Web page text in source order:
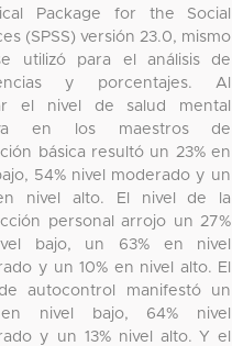
Package for the Social
(SPSS) versión 23.0, mismo
utilizó para el análisis de
y porcentajes. Al
el nivel de salud mental
en los maestros de
básica resultó un 23% en
54% nivel moderado y un
nivel alto. El nivel de la
personal arrojo un 27%
bajo, un 63% en nivel
y un 10% en nivel alto. El
autocontrol manifestó un
nivel bajo, 64% nivel
y un 13% nivel alto. Y el